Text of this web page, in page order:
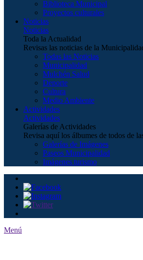
Biblioteca Municipal
Proyectos culturales
Noticias
Noticias
Toda la Actualidad
Revisas las noticias de la
Todas las Noticias
Municipalidad
Mulchén Salud
Deporte
Cultura
Medio Ambiente
Actividades
Actividades
Galerías de Actividades
Revisa aquí los álbumes de todos de
Galerías de Imágenes
Paseos Municipalidad
Imágenes turismo
Menú